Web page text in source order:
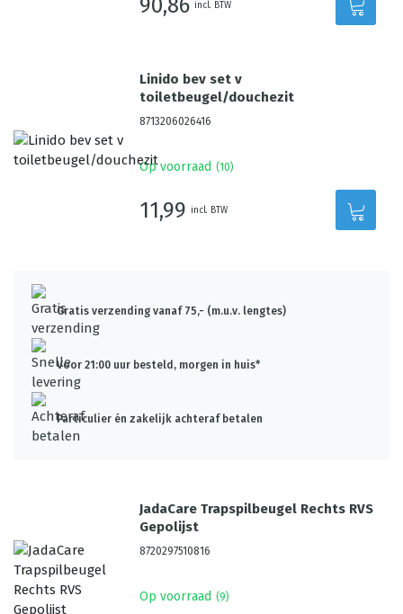
incl. BTW
Linido bev set v
toiletbeugel/douchezit
8713206026416
Op voorraad (10)
11,99 incl. BTW
Gratis verzending vanaf 75,- (m.u.v. lengtes)
Voor 21:00 uur besteld, morgen in huis*
Particulier én zakelijk achteraf betalen
JadaCare Trapspilbeugel Rechts RVS
Gepolijst
8720297510816
Op voorraad (9)